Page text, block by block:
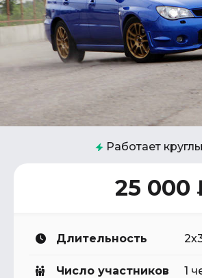
Работает
25 000
Длительность
Число участников 1